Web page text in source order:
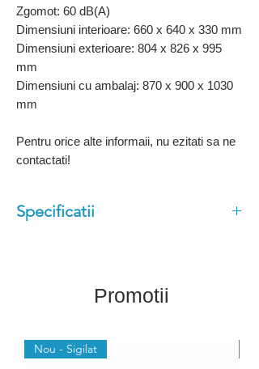
Zgomot: 60 dB(A)
Dimensiuni interioare: 660 x 640 x 330 mm
Dimensiuni exterioare: 804 x 826 x 995
mm
Dimensiuni cu ambalaj: 870 x 900 x 1030
mm
Pentru orice alte informaii, nu ezitati sa ne
contactati!
Specificatii
Export de date conform HACCP
Ghizi pentru tavi GN1/1 si
Promotii
Nou - Sigilat